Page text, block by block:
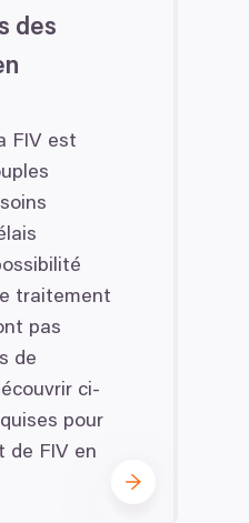
des
FIV est
traitement
pas
de
ci-
pour
de FIV en